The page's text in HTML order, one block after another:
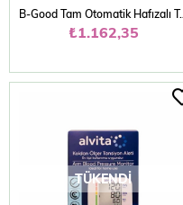
B-Good Tam
₺1.162,35
TÜKENDI